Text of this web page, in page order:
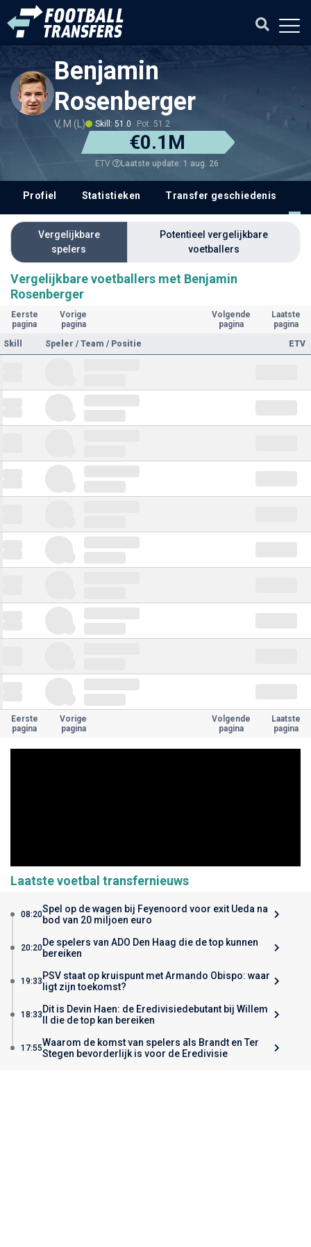
Benjamin
Rosenberger
V, M (L) Skill: 51.0 Pot: 51.2
€0.1M
ETV Laatste update: 1 aug. 26
Profiel Statistieken Transfer geschiedenis
Vergelijkbare
spelers
Potentieel vergelijkbare
voetballers
Vergelijkbare voetballers met Benjamin
Rosenberger
Eerste
pagina
Vorige
pagina
Volgende
pagina
Laatste
pagina
Skill
Speler / Team / Positie ETV
Eerste
pagina
Vorige
pagina
Volgende
pagina
Laatste
pagina
Laatste voetbal transfernieuws
08:20Spel op de wagen bij Feyenoord voor exit Ueda na
bod van 20 miljoen euro
20:20De spelers van ADO Den Haag die de top kunnen
bereiken
19:33 PSV staat op kruispunt met Armando Obispo: waar
ligt zijn toekomst?
18:33 Dit is Devin Haen: de Eredivisiedebutant bij Willem
II die de top kan bereiken
17:55Waarom de komst van spelers als Brandt en Ter
Stegen bevorderlijk is voor de Eredivisie